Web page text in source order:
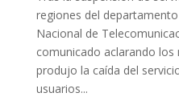
regiones del
Nacional de
comunicado aclarando
produjo la caída del
usuarios...